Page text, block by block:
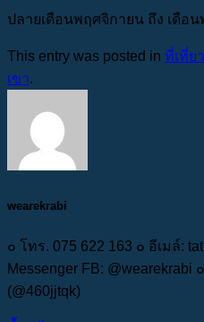
ปลายเดือนพฤศจิกายน ถึง เดือ
This entry was posted in ที่เที่ยว
เขา.
wearekrabi
๐ โทร. 075 622 163 ๐ อีเมล์:
Messenger FB: @wearekrabi
(@460jjtqk)